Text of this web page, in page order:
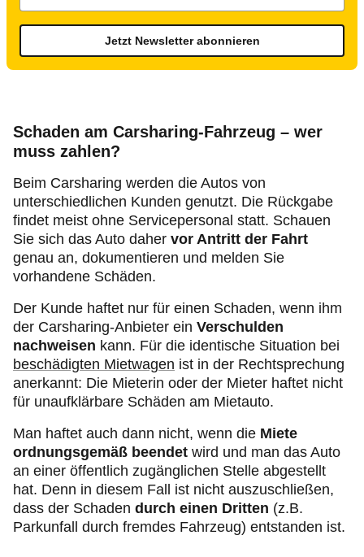
Jetzt Newsletter abonnieren
Schaden am Carsharing-Fahrzeug – wer
muss zahlen?
Beim Carsharing werden die Autos von
unterschiedlichen Kunden genutzt. Die Rückgabe
findet meist ohne Servicepersonal statt. Schauen
Sie sich das Auto daher vor Antritt der Fahrt
genau an, dokumentieren und melden Sie
vorhandene Schäden.
Der Kunde haftet nur für einen Schaden, wenn ihm
der Carsharing-Anbieter ein Verschulden
nachweisen kann. Für die identische Situation bei
beschädigten Mietwagen ist in der Rechtsprechung
anerkannt: Die Mieterin oder der Mieter haftet nicht
für unaufklärbare Schäden am Mietauto.
Man haftet auch dann nicht, wenn die Miete
ordnungsgemäß beendet wird und man das Auto
an einer öffentlich zugänglichen Stelle abgestellt
hat. Denn in diesem Fall ist nicht auszuschließen,
dass der Schaden durch einen Dritten (z.B.
Parkunfall durch fremdes Fahrzeug) entstanden ist.